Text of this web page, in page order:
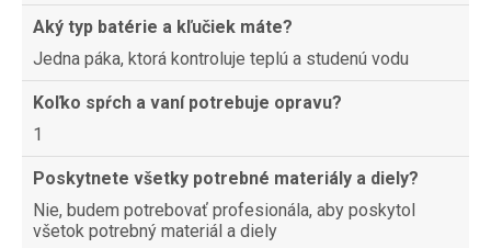
Aký typ batérie a kľučiek máte?
Jedna páka, ktorá kontroluje teplú a studenú vodu
Koľko spŕch a vaní potrebuje opravu?
1
Poskytnete všetky potrebné materiály a diely?
Nie, budem potrebovať profesionála, aby poskytol
všetok potrebný materiál a diely